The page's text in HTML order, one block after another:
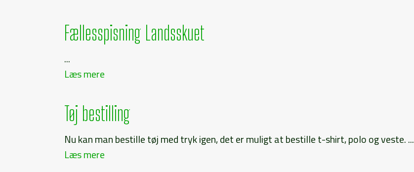
Fællesspisning Landsskuet
...
Læs mere
Tøj bestilling
Nu kan man bestille tøj med tryk igen, det er muligt at bestille t-shirt, polo og veste. ...
Læs mere